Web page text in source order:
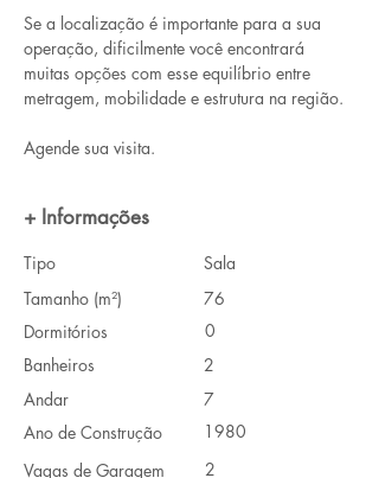
Se a localização é importante para a sua
operação, dificilmente você encontrará
muitas opções com esse equilíbrio entre
metragem, mobilidade e estrutura na região.
Agende sua visita.
+ Informações
Tipo
Sala
Tamanho (m²)
76
Dormitórios
0
Banheiros
2
Andar
7
Ano de Construção
1980
Vagas de Garagem
2